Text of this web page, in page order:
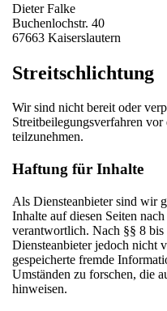
Dieter Falke
Buchenlochstr. 40
67663 Kaiserslautern
Streitschlichtung
Wir sind nicht bereit oder
Streitbeilegungsverfahren
teilzunehmen.
Haftung für Inhalte
Als Diensteanbieter sind wir
Inhalte auf diesen Seiten
verantwortlich. Nach §§ 8
Diensteanbieter jedoch nicht
gespeicherte fremde
Umständen zu forschen, die
hinweisen.